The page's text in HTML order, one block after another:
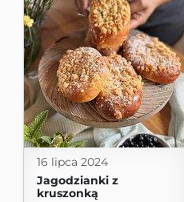
16 lipca 2024
Jagodzianki z
kruszonką